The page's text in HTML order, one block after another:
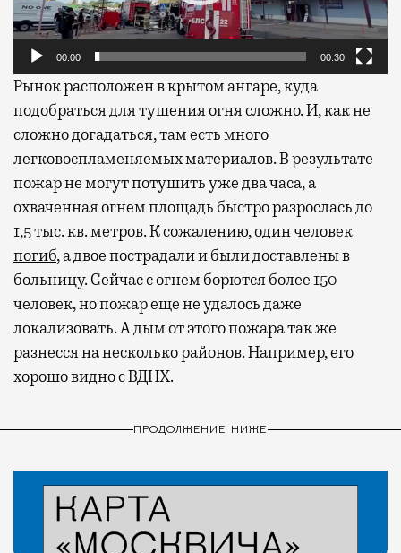
00:00 00:30
Рынок расположен в крытом ангаре, куда
подобраться для тушения огня сложно. И, как не
сложно догадаться, там есть много
легковоспламеняемых материалов. В результате
пожар не могут потушить уже два часа, а
охваченная огнем площадь быстро разрослась до
1,5 тыс. кв. метров. К сожалению, один человек
погиб, а двое пострадали и были доставлены в
больницу. Сейчас с огнем борются более 150
человек, но пожар еще не удалось даже
локализовать. А дым от этого пожара так же
разнесся на несколько районов. Например, его
хорошо видно с ВДНХ.
ПРОДОЛЖЕНИЕ НИЖЕ